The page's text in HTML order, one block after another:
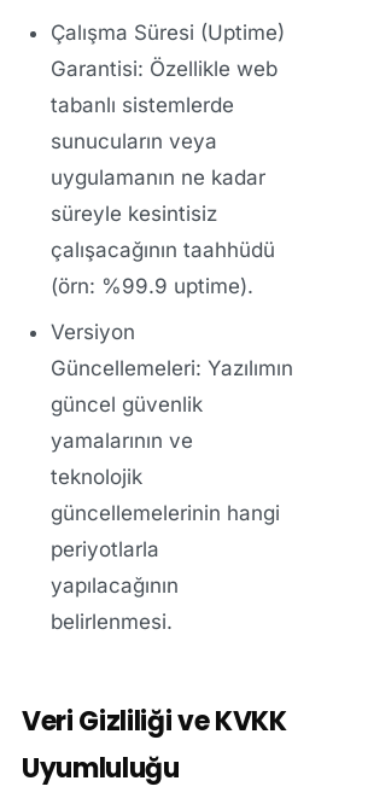
Çalışma Süresi (Uptime)
Garantisi: Özellikle web
tabanlı sistemlerde
sunucuların veya
uygulamanın ne kadar
süreyle kesintisiz
çalışacağının taahhüdü
(örn: %99.9 uptime).
Versiyon
Güncellemeleri: Yazılımın
güncel güvenlik
yamalarının ve
teknolojik
güncellemelerinin hangi
periyotlarla
yapılacağının
belirlenmesi.
Veri Gizliliği ve KVKK
Uyumluluğu